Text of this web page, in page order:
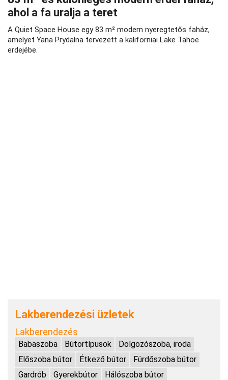
ahol a fa uralja a teret
A Quiet Space House egy 83 m² modern nyeregtetős faház,
amelyet Yana Prydalna tervezett a kaliforniai Lake Tahoe
erdejébe.
Lakberendezési üzletek
Lakberendezés
Babaszoba Bútortípusok
Dolgozószoba, iroda
Előszoba bútor
Étkező bútor
Fürdőszoba bútor
Gardrób
Gyerekbútor
Hálószoba bútor